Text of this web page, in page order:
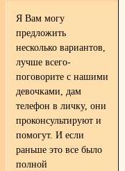
Я Вам могу
предложить
несколько вариантов,
лучше всего-
поговорите с нашими
девочками, дам
телефон в личку, они
проконсультируют и
помогут. И если
раньше это все было
полной